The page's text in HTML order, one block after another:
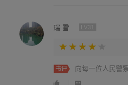
瑞 雪
书评 向每一位人民警